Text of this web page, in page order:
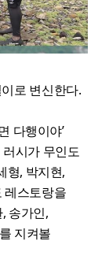
로 변신한다.
다행이야’
시가 무인도
형, 박지현,
레스토랑을
송가인,
지켜볼